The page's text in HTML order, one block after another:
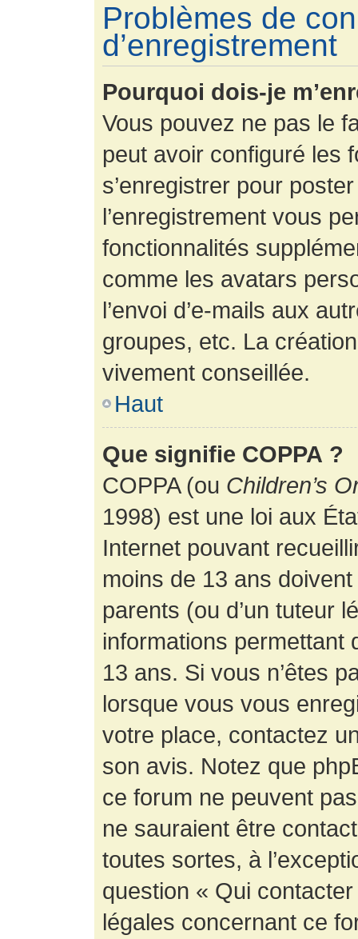
Problèmes de
d’enregistrement
Pourquoi dois-je
Vous pouvez ne pas le
peut avoir configuré les
s’enregistrer pour
l’enregistrement vous
fonctionnalités
comme les avatars
l’envoi d’e-mails aux
groupes, etc. La
vivement conseillée.
Haut
Que signifie COPPA ?
COPPA (ou Children’s
1998) est une loi aux
Internet pouvant
moins de 13 ans
parents (ou d’un tuteur
informations permettant
13 ans. Si vous n’êtes
lorsque vous vous
votre place, contactez
son avis. Notez que
ce forum ne peuvent
ne sauraient être
toutes sortes, à
question « Qui
légales concernant ce